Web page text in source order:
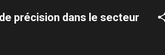
précision dans le secteur